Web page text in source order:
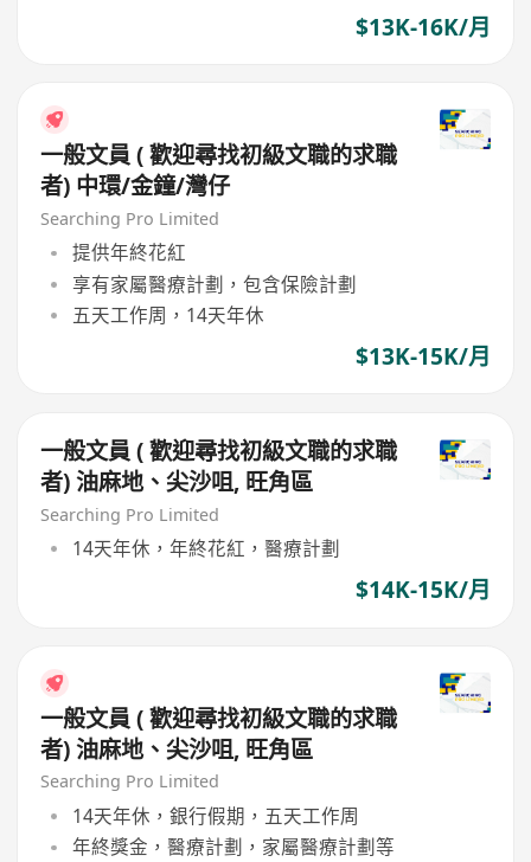
$13K-16K/月
一般文員 ( 歡迎尋找初級文職的求職
者) 中環/金鐘/灣仔
Searching Pro Limited
提供年終花紅
享有家屬醫療計劃，包含保險計劃
五天工作周，14天年休
$13K-15K/月
一般文員 ( 歡迎尋找初級文職的求職
者) 油麻地、尖沙咀, 旺角區
Searching Pro Limited
14天年休，年終花紅，醫療計劃
$14K-15K/月
一般文員 ( 歡迎尋找初級文職的求職
者) 油麻地、尖沙咀, 旺角區
Searching Pro Limited
14天年休，銀行假期，五天工作周
年終獎金，醫療計劃，家屬醫療計劃等